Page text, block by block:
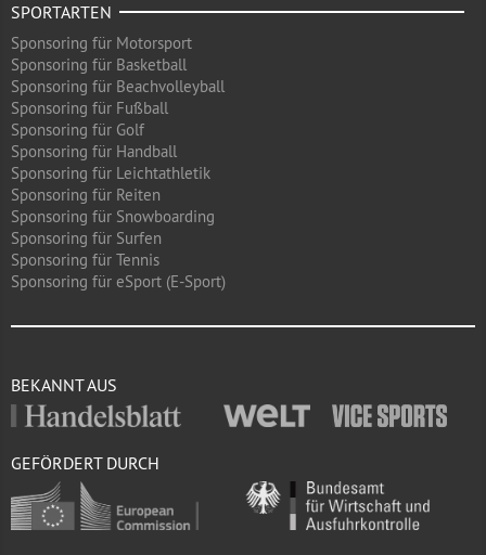
SPORTARTEN
Sponsoring für Motorsport
Sponsoring für Basketball
Sponsoring für Beachvolleyball
Sponsoring für Fußball
Sponsoring für Golf
Sponsoring für Handball
Sponsoring für Leichtathletik
Sponsoring für Reiten
Sponsoring für Snowboarding
Sponsoring für Surfen
Sponsoring für Tennis
Sponsoring für eSport (E-Sport)
BEKANNT AUS
GEFÖRDERT DURCH